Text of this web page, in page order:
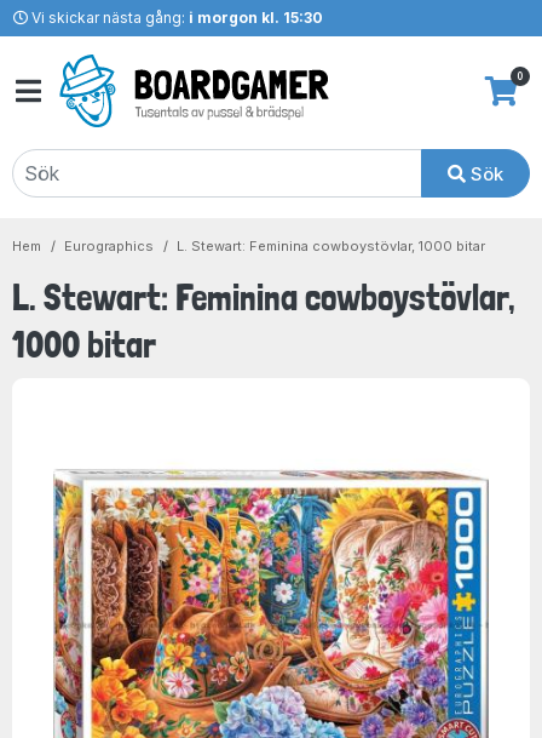
Vi skickar nästa gång: i morgon kl. 15:30
Sök
0
Hem Eurographics L. Stewart: Feminina cowboystövlar, 1000 bitar
L. Stewart: Feminina cowboystövlar,
1000 bitar